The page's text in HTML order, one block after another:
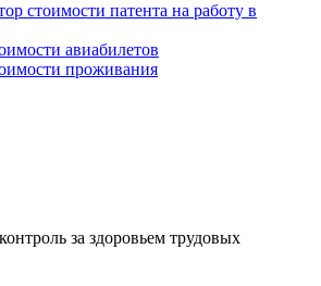
стоимости патента на работу в
авиабилетов
проживания
за здоровьем трудовых